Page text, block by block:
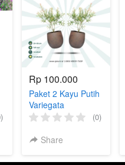
Rp 100.000
Paket 2 Kayu Putih
Variegata
(0)
Share